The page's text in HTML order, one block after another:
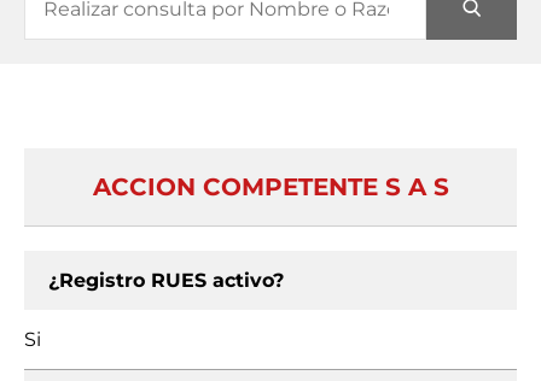
ACCION COMPETENTE S A S
¿Registro RUES activo?
Si